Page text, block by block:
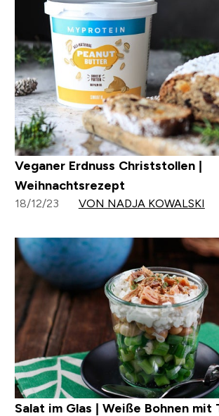
Veganer Erdnuss Christstollen |
Weihnachtsrezept
18/12/23 VON NADJA KOWALSKI
Salat im Glas | Weiße Bohnen mit